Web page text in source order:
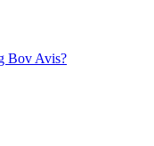
Bov Avis?